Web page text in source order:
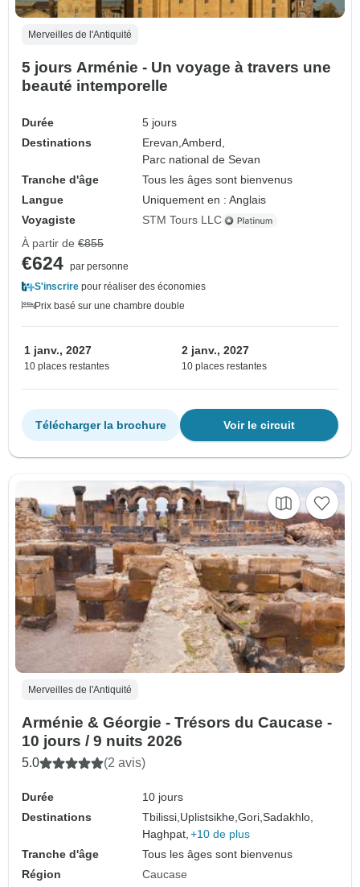
Merveilles de l'Antiquité
5 jours Arménie - Un voyage à travers une
beauté intemporelle
Durée
5 jours
Destinations
Erevan,Amberd,
Parc national de Sevan
Tranche d'âge
Tous les âges sont bienvenus
Langue
Uniquement en : Anglais
Voyagiste
STM Tours LLC
À partir de €855
€624 par personne
S'inscrire pour réaliser des économies
Prix basé sur une chambre double
1 janv., 2027
10 places restantes
2 janv., 2027
10 places restantes
Voir le circuit
Télécharger la brochure
Merveilles de l'Antiquité
Arménie & Géorgie - Trésors du Caucase -
10 jours / 9 nuits 2026
5.0 (2 avis)
Durée
10 jours
Destinations
Tbilissi, Uplistsikhe,Gori,Sadakhlo,
Haghpat, +10 de plus
Tranche d'âge
Tous les âges sont bienvenus
Région
Caucase